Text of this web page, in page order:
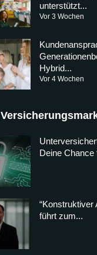
unterstützt...
Vor 3 Wochen
Hybrid...
Vor 4 Wochen
Deine Chance
“Konstruktiver
führt zum...